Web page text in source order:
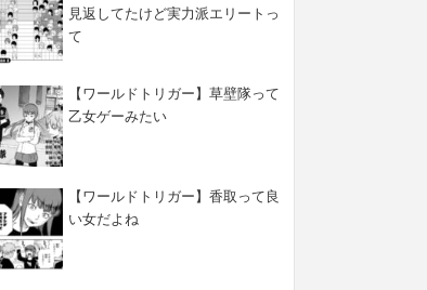
見返してたけど実力派エリートっ
て
【ワールドトリガー】草壁隊って
乙女ゲーみたい
【ワールドトリガー】香取って良
い女だよね